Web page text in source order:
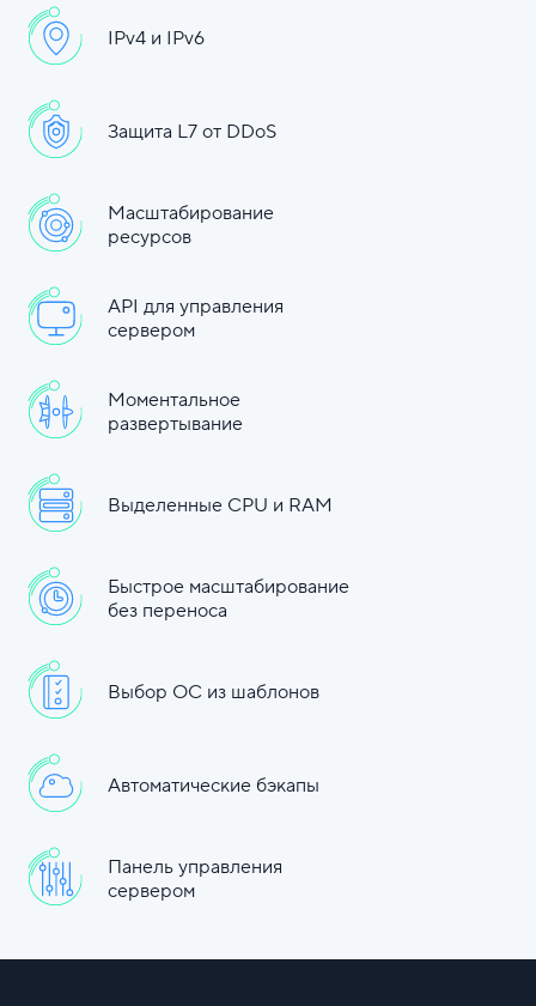
IPv4 и IPv6
Защита L7 от DDoS
Масштабирование
ресурсов
API для управления
сервером
Моментальное
развертывание
Выделенные CPU и RAM
Быстрое масштабирование
без переноса
Выбор ОС из шаблонов
Автоматические бэкапы
Панель управления
сервером